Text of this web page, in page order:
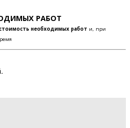
РАБОТ
необходимых работ и, при